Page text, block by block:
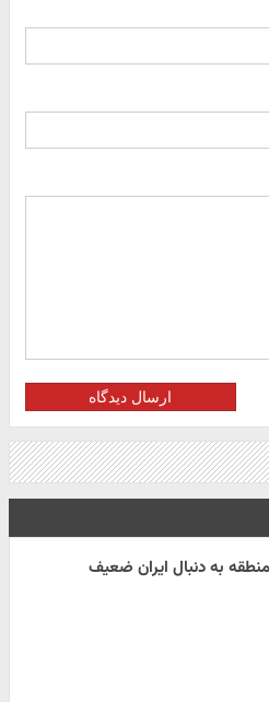
ارسال دیدگاه
به دنبال ایران ضعیف